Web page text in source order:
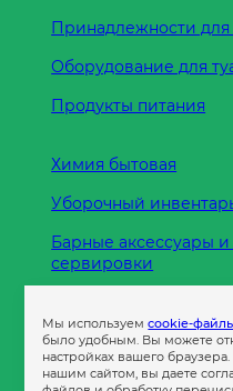
Принадлежности для
Оборудование для
Продукты питания
Химия бытовая
Уборочный
Барные аксессуары
сервировки
Пленка
Мы используемcookie-
было удобным. Вы можете
настройках вашего
нашим сайтом, вы даете